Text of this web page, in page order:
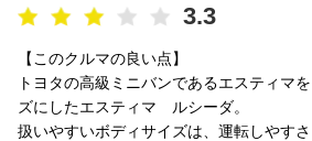
3.3
【このクルマの良い点】
トヨタの高級ミニバンであるエスティマ
ズにしたエスティマ ルシーダ。
扱いやすいボディサイズは、運転しやす